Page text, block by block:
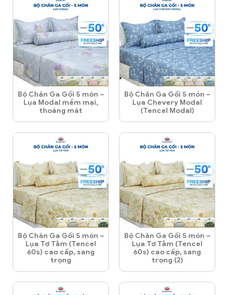
Bộ Chăn Ga Gối 5 món –
Lụa Modal mềm mại,
thoáng mát
Bộ Chăn Ga Gối 5 món –
Lụa Chevery Modal
(Tencel Modal)
Bộ Chăn Ga Gối 5 món –
Lụa Tơ Tằm (Tencel
60s) cao cấp, sang
trọng
Bộ Chăn Ga Gối 5 món –
Lụa Tơ Tằm (Tencel
60s) cao cấp, sang
trọng (2)